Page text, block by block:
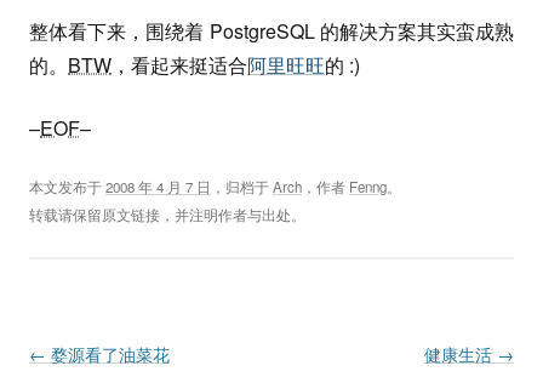
整体看下来，围绕着 PostgreSQL 的解决方案其实蛮成熟
的。 BTW ，看起来挺适合阿里旺旺的 :)
–EOF–
本文发布于2008 年 4 月 7 日 ，归档于Arch ，作者 Fenng。
转载请保留原文链接，并注明作者与出处。
Post navigation
← 婺源看了油菜花 健康生活 →